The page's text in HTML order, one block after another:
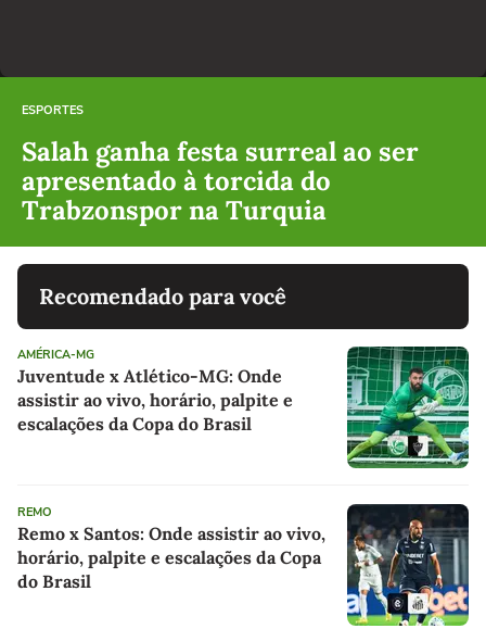
ESPORTES
Salah ganha festa surreal ao ser
apresentado à torcida do
Trabzonspor na Turquia
Recomendado para você
AMÉRICA-MG
Juventude x Atlético-MG: Onde
assistir ao vivo, horário, palpite e
escalações da Copa do Brasil
REMO
Remo x Santos: Onde assistir ao vivo,
horário, palpite e escalações da Copa
do Brasil